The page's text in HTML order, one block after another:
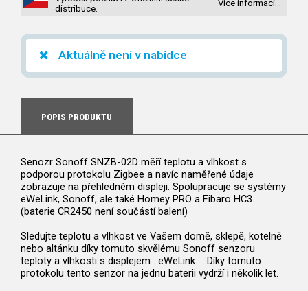
distribuce.
Více informací…
Aktuálně není v nabídce
POPIS PRODUKTU
Senozr Sonoff SNZB-02D měří teplotu a vlhkost s
podporou protokolu Zigbee a navíc naměřené údaje
zobrazuje na přehledném displeji. Spolupracuje se systémy
eWeLink, Sonoff, ale také Homey PRO a Fibaro HC3.
(baterie CR2450 není součástí balení)
Sledujte teplotu a vlhkost ve Vašem domě, sklepě, kotelně
nebo altánku díky tomuto skvělému Sonoff senzoru
teploty a vlhkosti s displejem . eWeLink ... Díky tomuto
protokolu tento senzor na jednu baterii vydrží i několik let.